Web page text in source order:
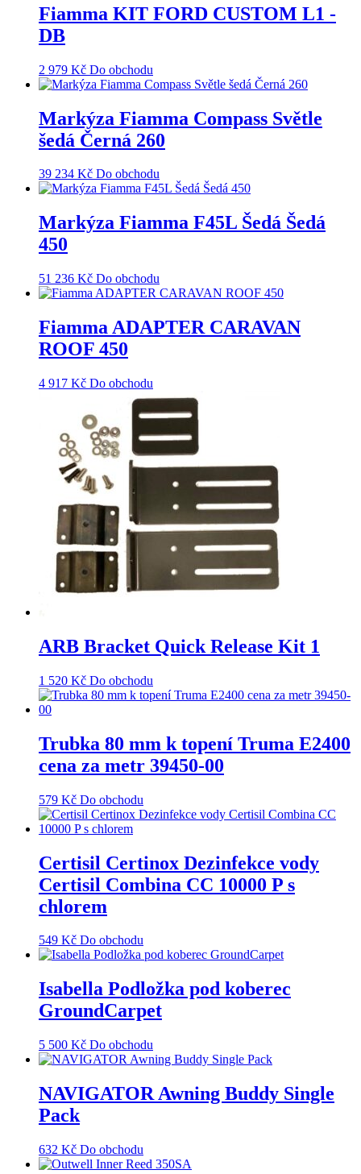
Fiamma KIT FORD CUSTOM L1 -
DB
2 979 Kč Do obchodu
Markýza Fiamma Compass Světle
šedá Černá 260
39 234 Kč Do obchodu
Markýza Fiamma F45L Šedá Šedá
450
51 236 Kč Do obchodu
Fiamma ADAPTER CARAVAN
ROOF 450
4 917 Kč Do obchodu
ARB Bracket Quick Release Kit 1
1 520 Kč Do obchodu
Trubka 80 mm k topení Truma E2400
cena za metr 39450-00
579 Kč Do obchodu
Certisil Certinox Dezinfekce vody
Certisil Combina CC 10000 P s
chlorem
549 Kč Do obchodu
Isabella Podložka pod koberec
GroundCarpet
5 500 Kč Do obchodu
NAVIGATOR Awning Buddy Single
Pack
632 Kč Do obchodu